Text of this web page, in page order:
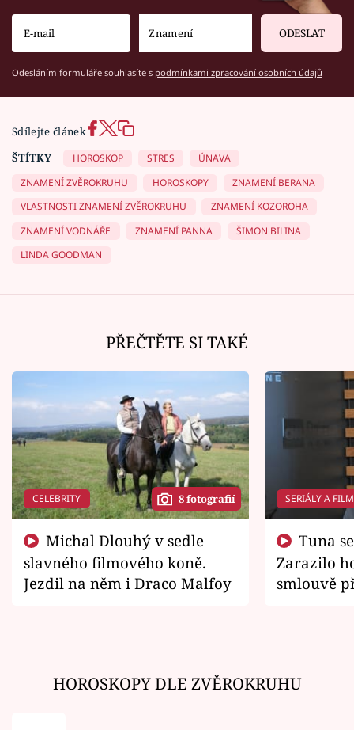
ODESLAT
Odesláním formuláře souhlasíte s podmínkami zpracování osobních údajů
Sdílejte článek
ŠTÍTKY
HOROSKOP STRES
ÚNAVA
ZNAMENÍ ZVĚROKRUHU
HOROSKOPY
ZNAMENÍ BERANA
VLASTNOSTI ZNAMENÍ ZVĚROKRUHU
ZNAMENÍ KOZOROHA
ZNAMENÍ VODNÁŘE
ZNAMENÍ PANNA
ŠIMON BILINA
LINDA GOODMAN
PŘEČTĚTE SI TAKÉ
CELEBRITY 8 fotografií
slavného filmového koně.
Jezdil na něm i Draco Malfoy
SERIÁLY A
Zarazilo
smlouvě
HOROSKOPY DLE ZVĚROKRUHU